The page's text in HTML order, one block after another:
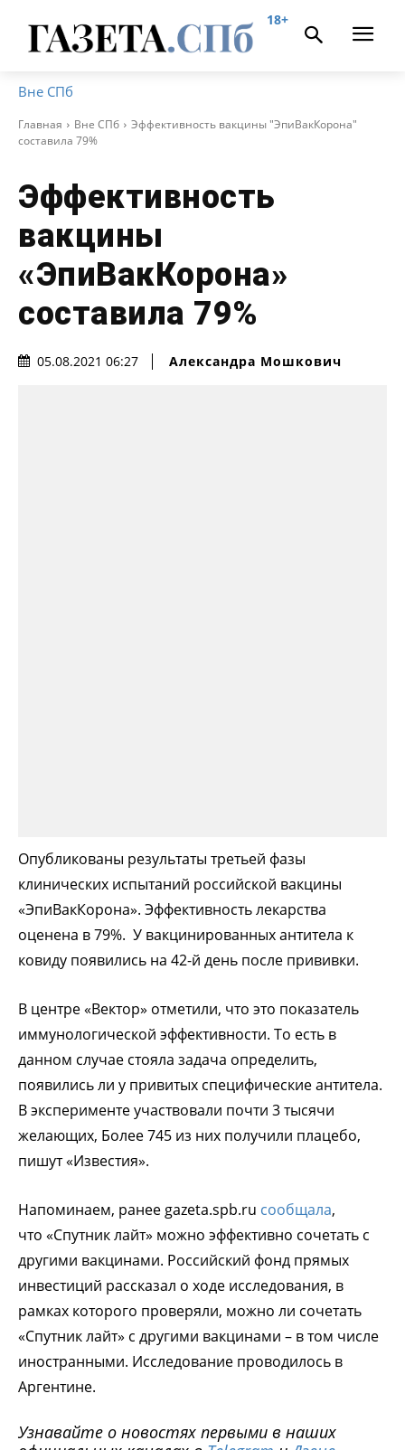
18+
Вне СПб
Главная Вне СПб
Эффективность вакцины "ЭпиВакКорона"
составила 79%
Эффективность
вакцины
«ЭпиВакКорона»
составила 79%
05.08.2021 06:27 Александра Мошкович
Опубликованы результаты третьей фазы
клинических испытаний российской вакцины
«ЭпиВакКорона». Эффективность лекарства
оценена в 79%. У вакцинированных антитела к
ковиду появились на 42-й день после прививки.
В центре «Вектор» отметили, что это показатель
иммунологической эффективности. То есть в
данном случае стояла задача определить,
появились ли у привитых специфические антитела.
В эксперименте участвовали почти 3 тысячи
желающих, Более 745 из них получили плацебо,
пишут «Известия».
Напоминаем, ранее gazeta.spb.ru сообщала,
что «Спутник лайт» можно эффективно сочетать с
другими вакцинами. Российский фонд прямых
инвестиций рассказал о ходе исследования, в
рамках которого проверяли, можно ли сочетать
«Спутник лайт» с другими вакцинами – в том числе
иностранными. Исследование проводилось в
Аргентине.
Узнавайте о новостях первыми в наших